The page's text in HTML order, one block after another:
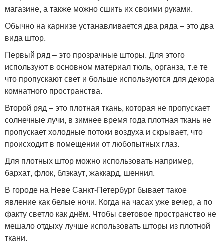
магазине, а также можно сшить их своими руками.
Обычно на карнизе устанавливается два ряда – это два
вида штор.
Первый ряд – это прозрачные шторы. Для этого
используют в основном материал тюль, органза, т.е те
что пропускают свет и больше используются для декора
комнатного пространства.
Второй ряд – это плотная ткань, которая не пропускает
солнечные лучи, в зимнее время года плотная ткань не
пропускает холодные потоки воздуха и скрывает, что
происходит в помещении от любопытных глаз.
Для плотных штор можно использовать например,
бархат, флок, блэкаут, жаккард, шеннил.
В городе на Неве Санкт-Петербург бывает такое
явление как белые ночи. Когда на часах уже вечер, а по
факту светло как днём. Чтобы световое пространство не
мешало отдыху лучше использовать шторы из плотной
ткани.